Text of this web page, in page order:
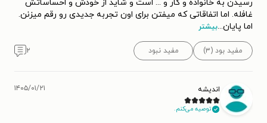
گفت‌وگو نیست، اطلاعات بیشتری از زندگی او در دسترس نیست.
عرصه داشته است، اما این مسئله چیزی از ارزش‌های پیدا و پنهان
ما ماندگارند و چاپ‌های متعدد و استقبال کم‌نظیر مخاطبان از
آن‌ها تا به امروز، گواه این مدعا است.
رسیدن به خانواده و کار و ... است و شاید از خودش و احساساتش
غافله. اما اتفاقاتی که میفتن برای اون‌ تجربه جدیدی رو رقم میزنن.
اما پایان...بیشتر
مفید بود (۳) مفید نبود ۲
اندیشه
توصیه می‌کنم.
۱۴۰۵/۰۱/۲۱